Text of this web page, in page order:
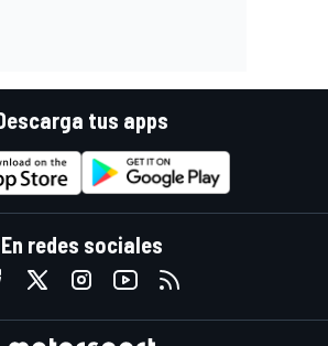
tus apps
En redes sociales